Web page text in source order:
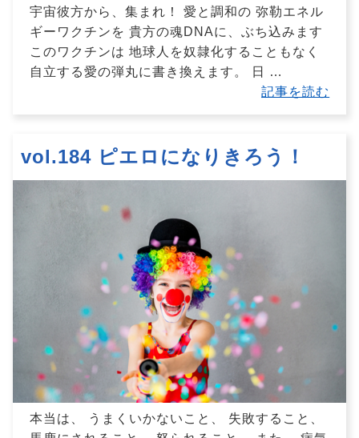
宇宙彼方から、集まれ！ 愛と調和の 弥勒エネル
ギーワクチンを 貴方の魂DNAに、ぶち込みます
このワクチンは 地球人を奴隷化することもなく
自立する愛の弾丸に書き換えます。 日
…
記事を読む
vol.184 ピエロになりきろう！
本当は、 うまくいかないこと、 失敗すること、